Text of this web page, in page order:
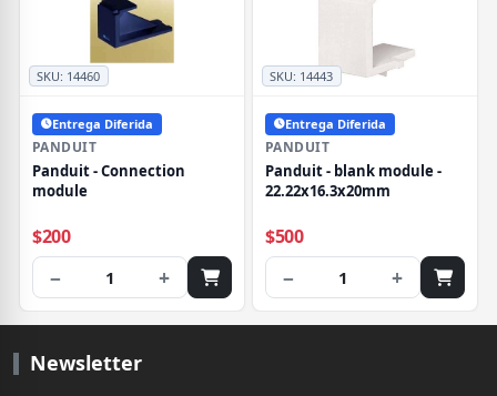
SKU: 14460
Entrega Diferida
PANDUIT
Panduit - Connection
module
$200
− 1 +
SKU: 14443
Entrega Diferida
PANDUIT
Panduit - blank module -
22.22x16.3x20mm
$500
− 1 +
Newsletter